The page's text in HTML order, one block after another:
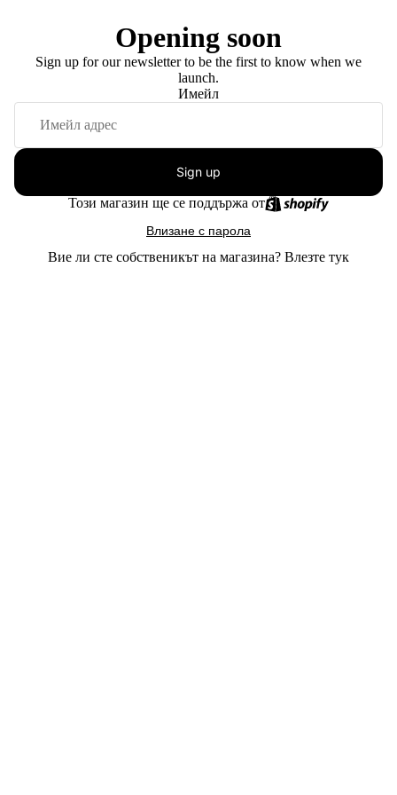
Opening soon
Sign up for our newsletter to be the first to know when we
launch.
Имейл
Sign up
Този магазин ще се поддържа от
Влизане с парола
Вие ли сте собственикът на магазина? Влезте тук